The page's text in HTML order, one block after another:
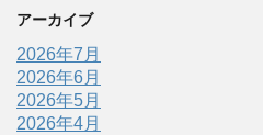
アーカイブ
2026年7月
2026年6月
2026年5月
2026年4月